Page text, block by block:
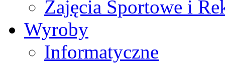
Zajęcia Sportowe i
Wyroby
Informatyczne